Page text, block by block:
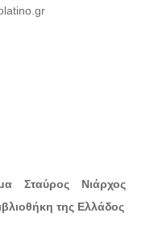
Σταύρος Νιάρχος
της Ελλάδος